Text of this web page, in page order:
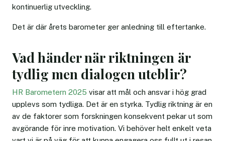
kontinuerlig utveckling.
Det är där årets barometer ger anledning till eftertanke.
Vad händer när riktningen är
tydlig men dialogen uteblir?
HR Barometern 2025 visar att mål och ansvar i hög grad
upplevs som tydliga. Det är en styrka. Tydlig riktning är en
av de faktorer som forskningen konsekvent pekar ut som
avgörande för inre motivation. Vi behöver helt enkelt veta